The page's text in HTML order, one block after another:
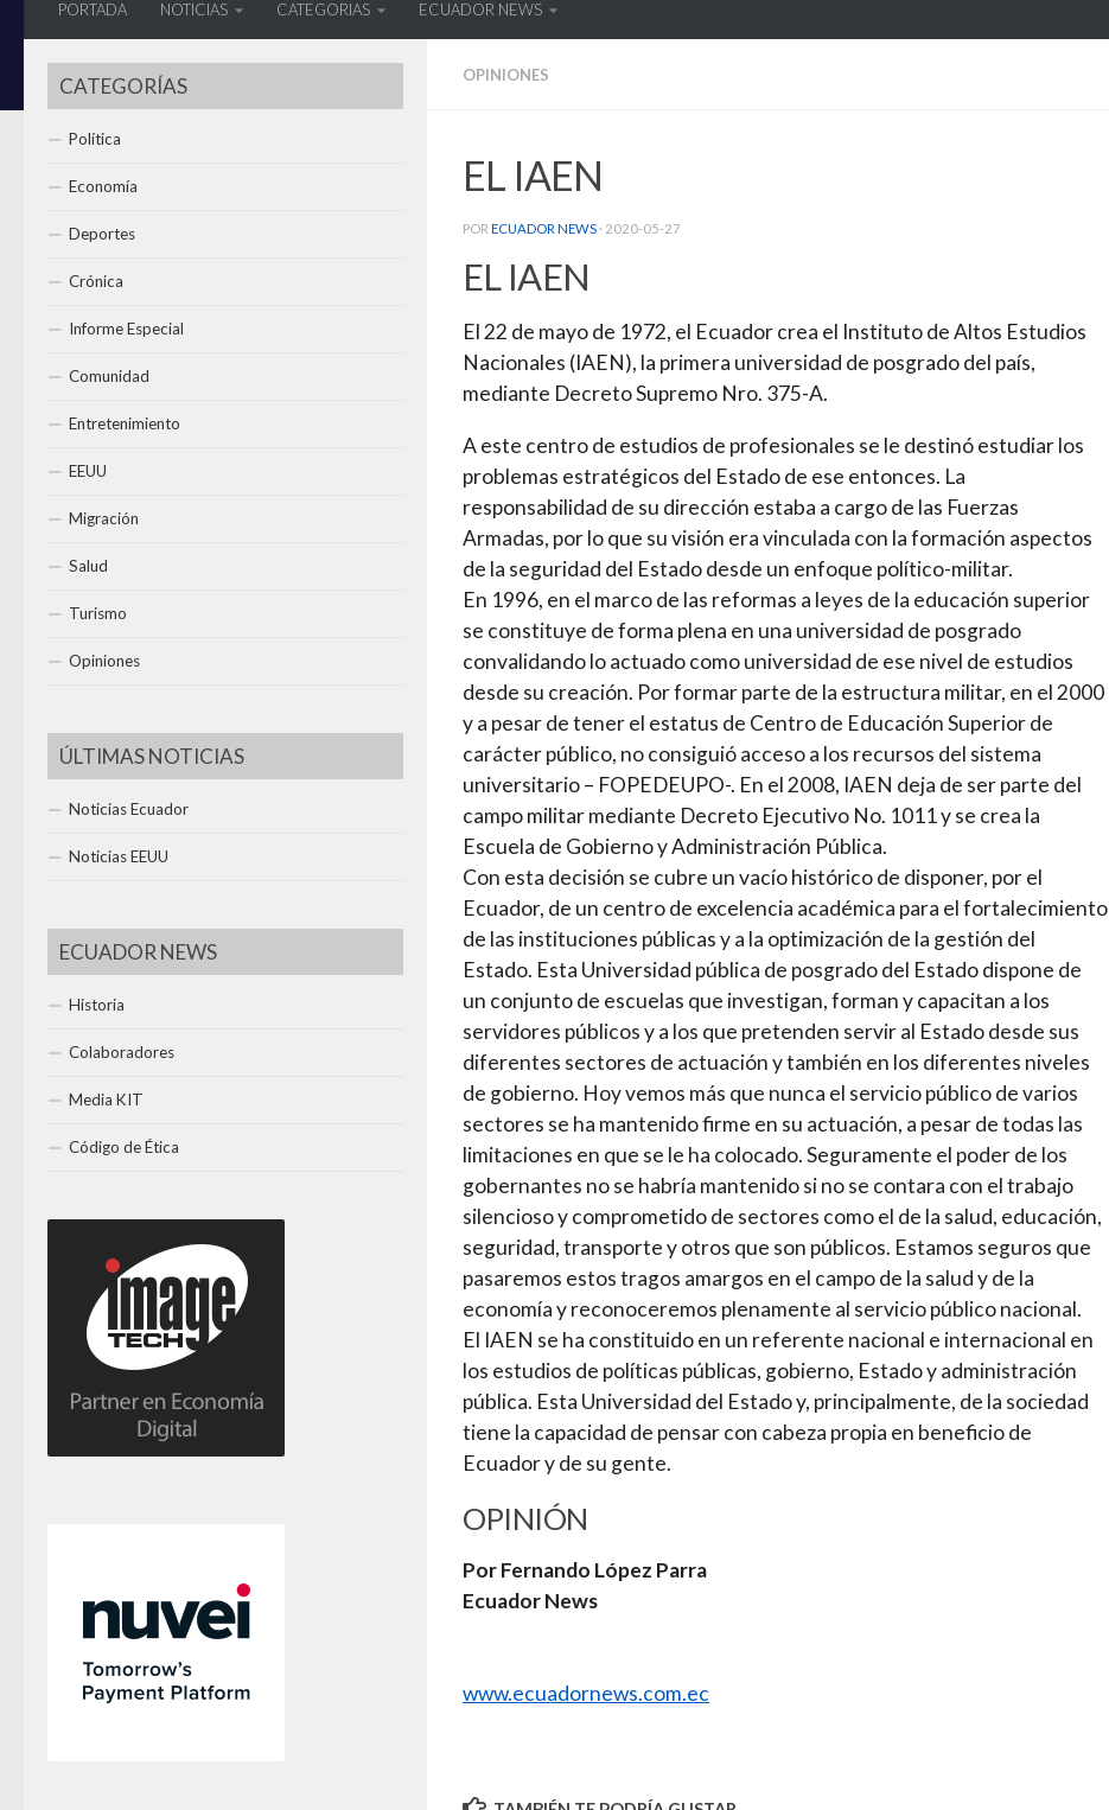
PORTADA NOTICIAS CATEGORIAS ECUADOR NEWS
OPINIONES
EL IAEN
POR ECUADOR NEWS · 2020-05-27
EL IAEN
El 22 de mayo de 1972, el Ecuador crea el Instituto de Altos Estudios
Nacionales (IAEN), la primera universidad de posgrado del país,
mediante Decreto Supremo Nro. 375-A.
A este centro de estudios de profesionales se le destinó estudiar los
problemas estratégicos del Estado de ese entonces. La
responsabilidad de su dirección estaba a cargo de las Fuerzas
Armadas, por lo que su visión era vinculada con la formación aspectos
de la seguridad del Estado desde un enfoque político-militar.
En 1996, en el marco de las reformas a leyes de la educación superior
se constituye de forma plena en una universidad de posgrado
convalidando lo actuado como universidad de ese nivel de estudios
desde su creación. Por formar parte de la estructura militar, en el 2000
y a pesar de tener el estatus de Centro de Educación Superior de
carácter público, no consiguió acceso a los recursos del sistema
universitario – FOPEDEUPO-. En el 2008, IAEN deja de ser parte del
campo militar mediante Decreto Ejecutivo No. 1011 y se crea la
Escuela de Gobierno y Administración Pública.
Con esta decisión se cubre un vacío histórico de disponer, por el
Ecuador, de un centro de excelencia académica para el fortalecimiento
de las instituciones públicas y a la optimización de la gestión del
Estado. Esta Universidad pública de posgrado del Estado dispone de
un conjunto de escuelas que investigan, forman y capacitan a los
servidores públicos y a los que pretenden servir al Estado desde sus
diferentes sectores de actuación y también en los diferentes niveles
de gobierno. Hoy vemos más que nunca el servicio público de varios
sectores se ha mantenido firme en su actuación, a pesar de todas las
limitaciones en que se le ha colocado. Seguramente el poder de los
gobernantes no se habría mantenido si no se contara con el trabajo
silencioso y comprometido de sectores como el de la salud, educación,
seguridad, transporte y otros que son públicos. Estamos seguros que
pasaremos estos tragos amargos en el campo de la salud y de la
economía y reconoceremos plenamente al servicio público nacional.
El IAEN se ha constituido en un referente nacional e internacional en
los estudios de políticas públicas, gobierno, Estado y administración
pública. Esta Universidad del Estado y, principalmente, de la sociedad
tiene la capacidad de pensar con cabeza propia en beneficio de
Ecuador y de su gente.
OPINIÓN
Por Fernando López Parra
Ecuador News
www.ecuadornews.com.ec
CATEGORÍAS
Política
Economía
Deportes
Crónica
Informe Especial
Comunidad
Entretenimiento
EEUU
Migración
Salud
Turismo
Opiniones
ÚLTIMAS NOTICIAS
Noticias Ecuador
Noticias EEUU
ECUADOR NEWS
Historia
Colaboradores
Media KIT
Código de Ética